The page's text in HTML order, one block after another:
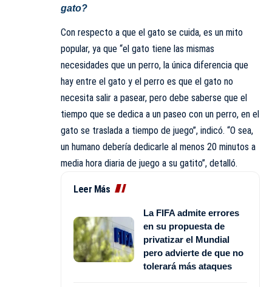
gato?
Con respecto a que el gato se cuida, es un mito
popular, ya que “el gato tiene las mismas
necesidades que un perro, la única diferencia que
hay entre el gato y el perro es que el gato no
necesita salir a pasear, pero debe saberse que el
tiempo que se dedica a un paseo con un perro, en el
gato se traslada a tiempo de juego”, indicó. “O sea,
un humano debería dedicarle al menos 20 minutos a
media hora diaria de juego a su gatito”, detalló.
Leer Más
La FIFA admite errores
en su propuesta de
privatizar el Mundial
pero advierte de que no
tolerará más ataques